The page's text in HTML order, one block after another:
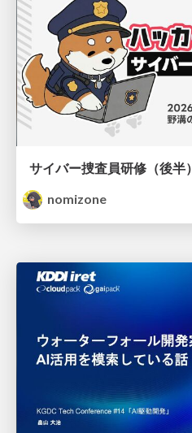
サイバー捜査員研修（後半）
nomizone